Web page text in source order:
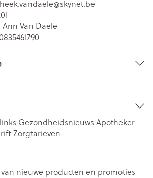
skynet.be
Ann Van Daele
Gezondheidsnieuws Apotheker
Zorgtarieven
nieuwe producten en promoties